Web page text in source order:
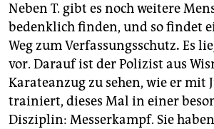
Neben T. gibt es noch weitere
bedenklich finden, und so findet
Weg zum Verfassungsschutz. Es
vor. Darauf ist der Polizist aus
Karateanzug zu sehen, wie er mit
trainiert, dieses Mal in einer
Disziplin: Messerkampf. Sie